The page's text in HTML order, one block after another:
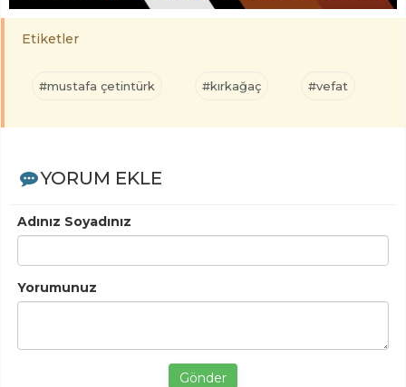
Etiketler
#mustafa çetintürk #kırkağaç #vefat
YORUM EKLE
Adınız Soyadınız
Yorumunuz
Gönder